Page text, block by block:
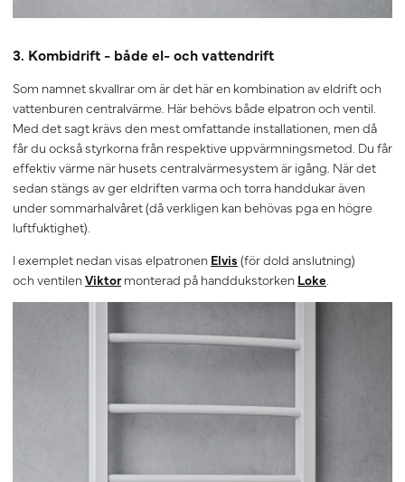
3. Kombidrift - både el- och vattendrift
Som namnet skvallrar om är det här en kombination av eldrift och
vattenburen centralvärme. Här behövs både elpatron och ventil.
Med det sagt krävs den mest omfattande installationen, men då
får du också styrkorna från respektive uppvärmningsmetod. Du får
effektiv värme när husets centralvärmesystem är igång. När det
sedan stängs av ger eldriften varma och torra handdukar även
under sommarhalvåret (då verkligen kan behövas pga en högre
luftfuktighet).
I exemplet nedan visas elpatronen Elvis (för dold anslutning)
och ventilenViktor monterad på handdukstorken Loke.